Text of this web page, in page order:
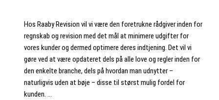
Hos Raaby Revision vil vi være den foretrukne rådgiver inden for
regnskab og revision med det mål at minimere udgifter for
vores kunder og dermed optimere deres indtjening. Det vil vi
gøre ved at være opdateret dels på alle love og regler inden for
den enkelte branche, dels på hvordan man udnytter –
naturligvis uden at bøje – disse til størst mulig fordel for
kunden. …